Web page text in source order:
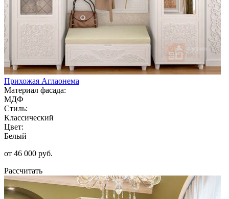
Прихожая Аглаонема
Материал фасада:
МДФ
Стиль:
Классический
Цвет:
Белый
от 46 000 руб.
Рассчитать